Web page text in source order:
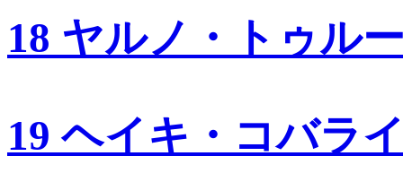
18 ヤルノ・トゥル
19 ヘイキ・コバラ